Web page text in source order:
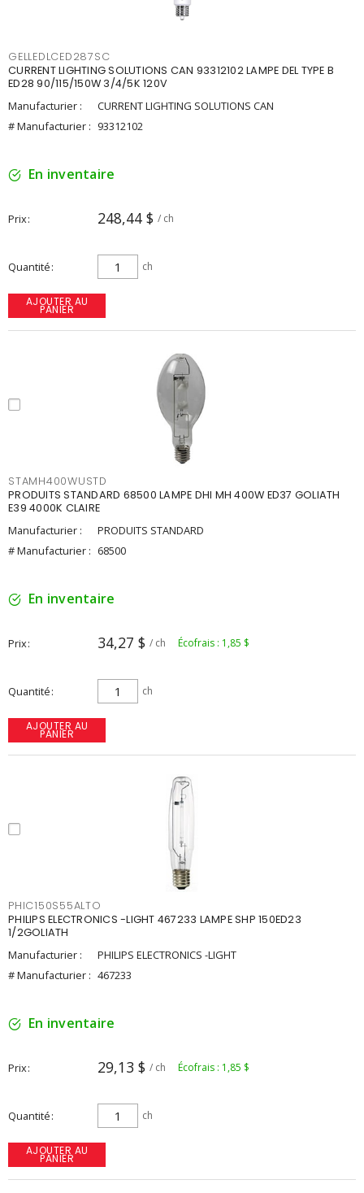
GELLEDLCED287SC
CURRENT LIGHTING SOLUTIONS CAN 93312102 LAMPE DEL TYPE B
ED28 90/115/150W 3/4/5K 120V
Manufacturier :
CURRENT LIGHTING SOLUTIONS CAN
# Manufacturier : 93312102
En inventaire
Prix 248,44 $ / ch
Quantité ch
AJOUTER AU
PANIER
STAMH400WUSTD
PRODUITS STANDARD 68500 LAMPE DHI MH 400W ED37 GOLIATH
E39 4000K CLAIRE
Manufacturier :
PRODUITS STANDARD
# Manufacturier : 68500
En inventaire
Prix 34,27 $ / ch Écofrais : 1,85 $
Quantité ch
AJOUTER AU
PANIER
PHIC150S55ALTO
PHILIPS ELECTRONICS -LIGHT 467233 LAMPE SHP 150ED23
1/2GOLIATH
Manufacturier :
PHILIPS ELECTRONICS -LIGHT
# Manufacturier : 467233
En inventaire
Prix 29,13 $ / ch Écofrais : 1,85 $
Quantité ch
AJOUTER AU
PANIER